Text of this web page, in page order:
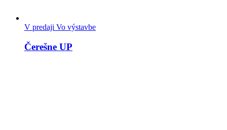
V predaji Vo výstavbe
Čerešne UP